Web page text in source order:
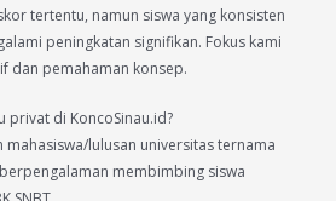
tertentu, namun siswa yang konsisten
peningkatan signifikan. Fokus kami
dan pemahaman konsep.
privat di KoncoSinau.id?
mahasiswa/lulusan universitas ternama
membimbing siswa